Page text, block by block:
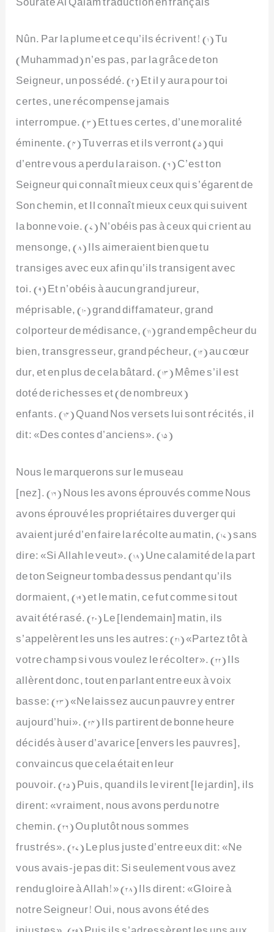
Nûn. Par la plume et ce qu’ils écrivent! (1) Tu
(Muhammad) n’es pas, par la grâce de ton
Seigneur, un possédé. (2) Et il y aura pour toi
certes, une récompense jamais
interrompue. (3) Et tu es certes, d’une moralité
éminente. (4) Tu verras et ils verront (5) qui
d’entre vous a perdu la raison. (6) C’est ton
Seigneur qui connaît mieux ceux qui s’égarent de
Son chemin, et Il connaît mieux ceux qui suivent
la bonne voie. (7) N’obéis pas à ceux qui crient au
mensonge, (8) Ils aimeraient bien que tu
transiges avec eux afin qu’ils transigent avec
toi. (9) Et n’obéis à aucun grand jureur,
méprisable, (10) grand diffamateur, grand
colporteur de médisance, (11) grand empêcheur du
bien, transgresseur, grand pécheur, (12) au cœur
dur, et en plus de cela bâtard. (13) Même s’il est
doté de richesses et (de nombreux)
enfants. (14) Quand Nos versets lui sont récités, il
dit: «Des contes d’anciens». (15)
Nous le marquerons sur le museau
[nez]. (16) Nous les avons éprouvés comme Nous
avons éprouvé les propriétaires du verger qui
avaient juré d’en faire la récolte au matin, (17) sans
dire: «Si Allah le veut». (18) Une calamité de la part
de ton Seigneur tomba dessus pendant qu’ils
dormaient, (19) et le matin, ce fut comme si tout
avait été rasé. (20) Le [lendemain] matin, ils
s’appelèrent les uns les autres: (21) «Partez tôt à
votre champ si vous voulez le récolter». (22) Ils
allèrent donc, tout en parlant entre eux à voix
basse: (23) «Ne laissez aucun pauvre y entrer
aujourd’hui». (24) Ils partirent de bonne heure
décidés à user d’avarice [envers les pauvres],
convaincus que cela était en leur
pouvoir. (25) Puis, quand ils le virent [le jardin], ils
dirent: «vraiment, nous avons perdu notre
chemin. (26) Ou plutôt nous sommes
frustrés». (27) Le plus juste d’entre eux dit: «Ne
vous avais-je pas dit: Si seulement vous avez
rendu gloire à Allah!» (28) Ils dirent: «Gloire à
notre Seigneur! Oui, nous avons été des